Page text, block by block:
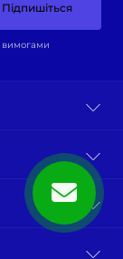
Підпишіться
вимогами